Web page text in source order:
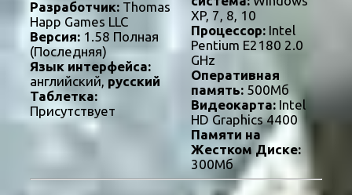
Разработчик: Thomas
Happ Games LLC
Версия: 1.58 Полная
(Последняя)
Язык интерфейса:
английский, русский
Таблетка:
Присутствует
XP, 7, 8, 10
Процессор:Intel
Pentium E2180 2.0
GHz
Оперативная
память:500Мб
Видеокарта:Intel
HD Graphics 4400
Памяти на
Жестком Диске:
300Мб